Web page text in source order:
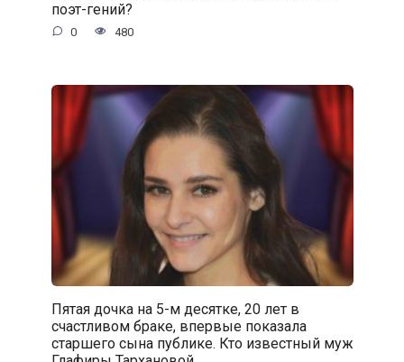
поэт-гений?
0 480
Пятая дочка на 5-м десятке, 20 лет в
счастливом браке, впервые показала
старшего сына публике. Кто известный муж